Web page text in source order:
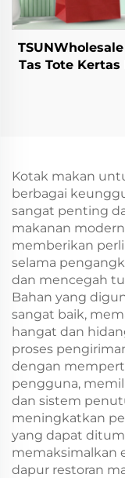
Tas Tote Kertas
Kotak makan
berbagai
sangat penting
makanan
memberikan
selama
dan mencegah
Bahan yang
sangat baik,
hangat dan
proses
dengan
pengguna,
dan sistem
meningkatkan
yang dapat
memaksimalkan
dapur restoran